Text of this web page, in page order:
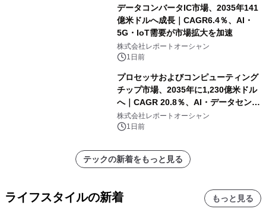
データコンバータIC市場、2035年141
億米ドルへ成長｜CAGR6.4％、AI・
5G・IoT需要が市場拡大を加速
株式会社レポートオーシャン
1日前
プロセッサおよびコンピューティング
チップ市場、2035年に1,230億米ドル
へ｜CAGR 20.8％、AI・データセンタ
ー需要が成長を牽引
株式会社レポートオーシャン
1日前
テックの新着をもっと見る
ライフスタイルの新着 もっと見る